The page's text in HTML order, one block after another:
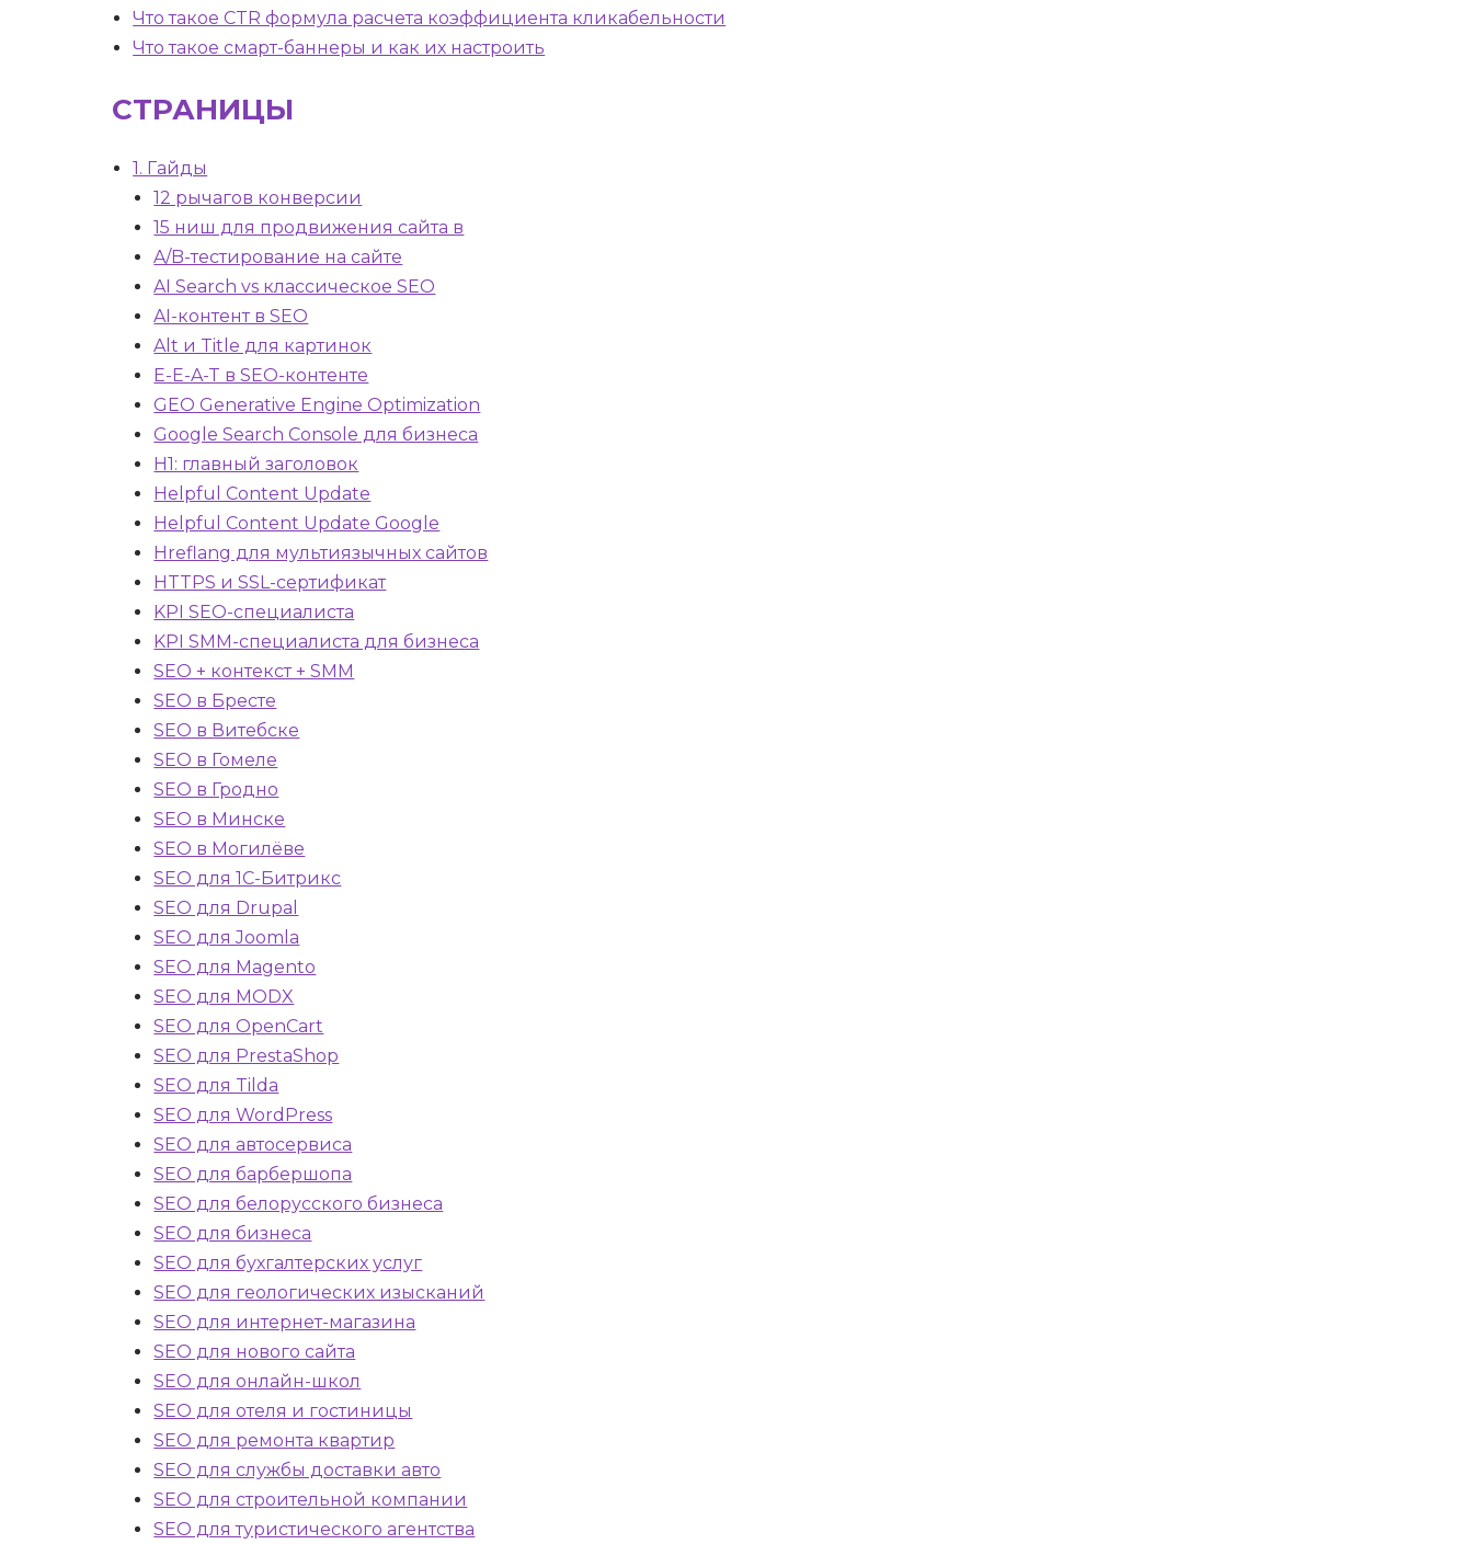
Что такое CTR формула расчета коэффициента кликабельности
Что такое смарт-баннеры и как их настроить
СТРАНИЦЫ
1. Гайды
12 рычагов конверсии
15 ниш для продвижения сайта в
A/B-тестирование на сайте
AI Search vs классическое SEO
AI-контент в SEO
Alt и Title для картинок
E-E-A-T в SEO-контенте
GEO Generative Engine Optimization
Google Search Console для бизнеса
H1: главный заголовок
Helpful Content Update
Helpful Content Update Google
Hreflang для мультиязычных сайтов
HTTPS и SSL-сертификат
KPI SEO-специалиста
KPI SMM-специалиста для бизнеса
SEO + контекст + SMM
SEO в Бресте
SEO в Витебске
SEO в Гомеле
SEO в Гродно
SEO в Минске
SEO в Могилёве
SEO для 1С-Битрикс
SEO для Drupal
SEO для Joomla
SEO для Magento
SEO для MODX
SEO для OpenCart
SEO для PrestaShop
SEO для Tilda
SEO для WordPress
SEO для автосервиса
SEO для барбершопа
SEO для белорусского бизнеса
SEO для бизнеса
SEO для бухгалтерских услуг
SEO для геологических изысканий
SEO для интернет-магазина
SEO для нового сайта
SEO для онлайн-школ
SEO для отеля и гостиницы
SEO для ремонта квартир
SEO для службы доставки авто
SEO для строительной компании
SEO для туристического агентства